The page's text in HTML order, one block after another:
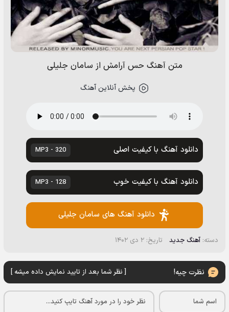
متن آهنگ حس آرامش از سامان جلیلی
پخش آنلاین آهنگ
دانلود آهنگ با کیفیت اصلی 320 - MP3
دانلود آهنگ با کیفیت خوب 128 - MP3
دانلود آهنگ های سامان جلیلی
دسته: آهنگ جدید تاریخ: ۲ دی ۱۴۰۲
نظرت چیه! [ نظر شما بعد از تایید نمایش داده میشه ]